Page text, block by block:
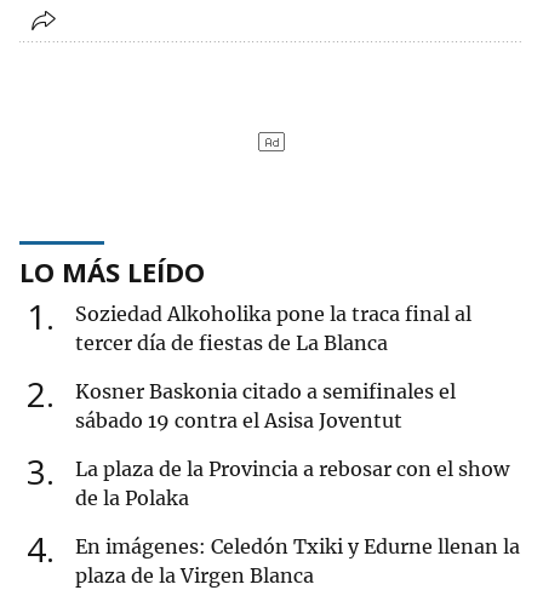
LO MÁS LEÍDO
1
Soziedad Alkoholika pone la traca final al
tercer día de fiestas de La Blanca
2
Kosner Baskonia citado a semifinales el
sábado 19 contra el Asisa Joventut
3
La plaza de la Provincia a rebosar con el show
de la Polaka
4
En imágenes: Celedón Txiki y Edurne llenan la
plaza de la Virgen Blanca